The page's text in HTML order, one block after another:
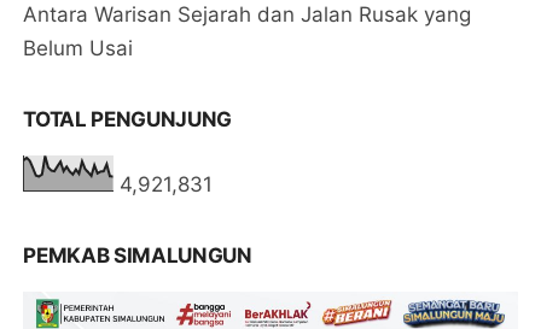
Antara Warisan Sejarah dan Jalan Rusak yang
Belum Usai
TOTAL PENGUNJUNG
4,921,831
PEMKAB SIMALUNGUN